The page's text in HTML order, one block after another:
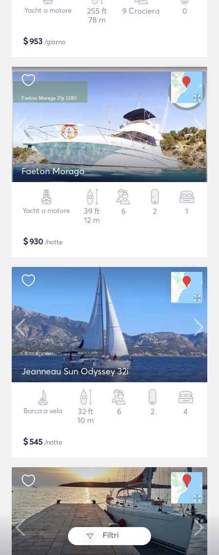
Filtri
Yacht a motore
255 ft
78 m
9 Crociera 0
$953 /giorno
Faeton Moraga
Yacht a motore
39 ft
12 m
6 2 1
$930 /notte
Jeanneau Sun Odyssey 32i
Barca a vela
32 ft
10 m
6 2 4
$545 /notte